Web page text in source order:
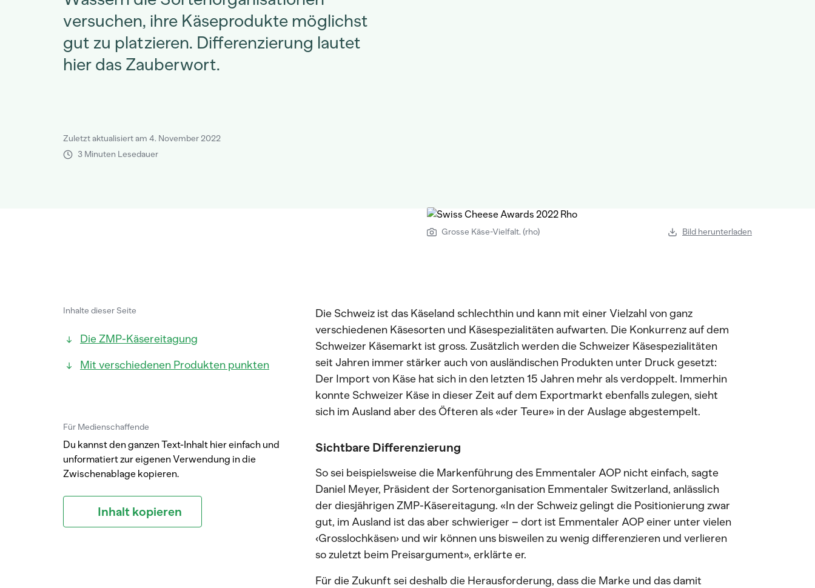
versuchen, ihre Käseprodukte möglichst
gut zu platzieren. Differenzierung lautet
hier das Zauberwort.
Zuletzt aktualisiert am 4. November 2022
3 Minuten Lesedauer
Grosse Käse-Vielfalt. (rho) Bild herunterladen
Inhalte dieser Seite
Die ZMP-Käsereitagung
Mit verschiedenen Produkten punkten
Für Medienschaffende
Du kannst den ganzen Text-Inhalt hier einfach und
unformatiert zur eigenen Verwendung in die
Zwischenablage kopieren.
Inhalt kopieren
Die Schweiz ist das Käseland schlechthin und kann mit einer Vielzahl von ganz
verschiedenen Käsesorten und Käsespezialitäten aufwarten. Die Konkurrenz auf dem
Schweizer Käsemarkt ist gross. Zusätzlich werden die Schweizer Käsespezialitäten
seit Jahren immer stärker auch von ausländischen Produkten unter Druck gesetzt:
Der Import von Käse hat sich in den letzten 15 Jahren mehr als verdoppelt. Immerhin
konnte Schweizer Käse in dieser Zeit auf dem Exportmarkt ebenfalls zulegen, sieht
sich im Ausland aber des Öfteren als «der Teure» in der Auslage abgestempelt.
Sichtbare Differenzierung
So sei beispielsweise die Markenführung des Emmentaler AOP nicht einfach, sagte
Daniel Meyer, Präsident der Sortenorganisation Emmentaler Switzerland, anlässlich
der diesjährigen ZMP-Käsereitagung. «In der Schweiz gelingt die Positionierung zwar
gut, im Ausland ist das aber schwieriger – dort ist Emmentaler AOP einer unter vielen
‹Grosslochkäsen› und wir können uns bisweilen zu wenig differenzieren und verlieren
so zuletzt beim Preisargument», erklärte er.
Für die Zukunft sei deshalb die Herausforderung, dass die Marke und das damit